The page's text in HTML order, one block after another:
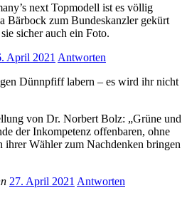
next Topmodell ist es völlig
Bärbock zum Bundeskanzler gekürt
sicher auch ein Foto.
April 2021 Antworten
Dünnpfiff labern – es wird ihr nicht
von Dr. Norbert Bolz: „Grüne und
der Inkompetenz offenbaren, ohne
ihrer Wähler zum Nachdenken bringen
27. April 2021 Antworten